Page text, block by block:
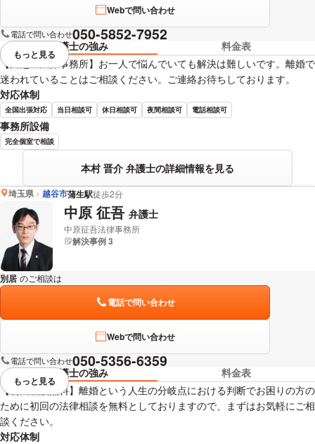
Webで問い合わせ
電話で問い合わせ050-5852-7952
弁護士の強み
料金表
【川越の法律事務所】お一人で悩んでいても解決は難しいです。離婚で
迷われていることはご相談ください。ご連絡お待ちしております。
対応体制
全国出張対応 当日相談可 休日相談可 夜間相談可 電話相談可
事務所設備
完全個室で相談
本村 晋介 弁護士の詳細情報を見る
視覚的に省略されている要素を
もっと見る
埼玉県 越谷市蒲生駅徒歩2分
中原 征吾 弁護士
中原征吾法律事務所
解決事例 3
別居 のご相談は
電話で問い合わせ
Webで問い合わせ
電話で問い合わせ050-5356-6359
弁護士の強み
料金表
【初回相談無料】離婚という人生の分岐点における判断でお困りの方の
ために初回の法律相談を無料としておりますので、まずはお気軽にご相
談ください。
対応体制
視覚的に省略されている要素を
もっと見る